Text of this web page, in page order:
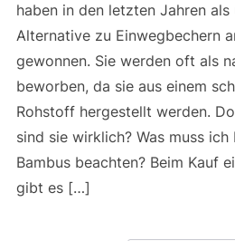
haben in den letzten Jahren
Alternative zu Einwegbechern
gewonnen. Sie werden oft als
beworben, da sie aus einem
Rohstoff hergestellt werden.
sind sie wirklich? Was muss ich
Bambus beachten? Beim Kauf
gibt es […]